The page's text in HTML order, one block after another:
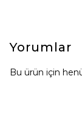
Yorumlar
Bu ürün için